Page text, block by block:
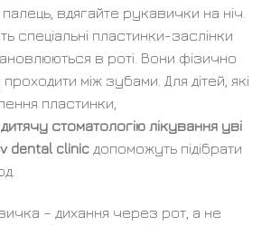
вдягайте рукавички на ніч.
спеціальні пластинки-заслінки
в роті. Вони фізично
між зубами. Для дітей, які
пластинки,
дитячу стоматологію лікування уві
dental clinic допоможуть підібрати
– дихання через рот, а не